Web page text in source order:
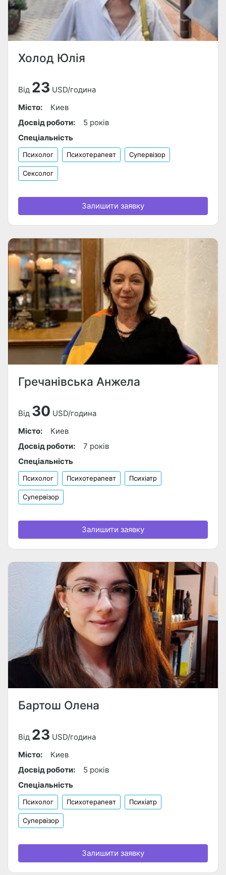
Холод Юлія
Від 23 USD/година
Місто:
Киев
Досвід роботи:
5 років
Спеціальність
Психолог Психотерапевт Супервізор
Сексолог
Залишити заявку
Гречанівська Анжела
Від 30 USD/година
Місто:
Киев
Досвід роботи:
7 років
Спеціальність
Психолог Психотерапевт Психіатр
Супервізор
Залишити заявку
Бартош Олена
Від 23 USD/година
Місто:
Киев
Досвід роботи:
5 років
Спеціальність
Психолог Психотерапевт Психіатр
Супервізор
Залишити заявку